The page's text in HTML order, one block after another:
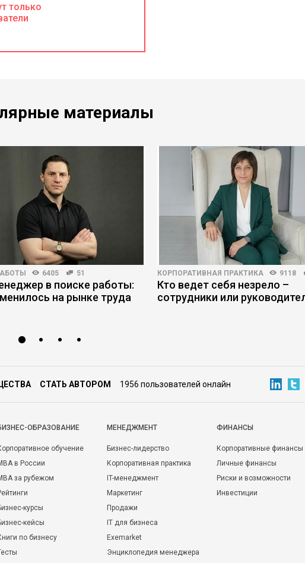
только
материалы
6405 51
в поиске работы:
на рынке труда
КОРПОРАТИВНАЯ ПРАКТИКА 9118
Кто ведет себя незрело –
сотрудники или
СТАТЬ АВТОРОМ 1956 пользователей онлайн
ОБРАЗОВАНИЕ
обучение
в России
за рубежом
курсы
кейсы
по бизнесу
МЕНЕДЖМЕНТ
Бизнес-лидерство
Корпоративная практика
IT-менеджмент
Маркетинг
Продажи
IT для бизнеса
Exemarket
Энциклопедия менеджера
ФИНАНСЫ
Корпоративные финансы
Личные финансы
Риски и возможности
Инвестиции